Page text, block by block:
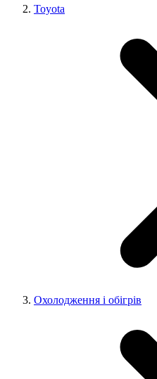
Toyota
Охолодження і обігрів